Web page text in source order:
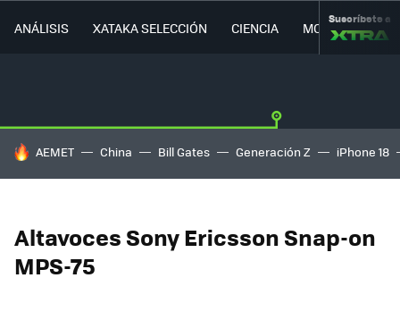
ANÁLISIS XATAKA SELECCIÓN CIENCIA MOVILIDAD
Suscríbete a
HOY SE HABLA DE
AEMET China Bill Gates Generación Z iPhone 18
Altavoces Sony Ericsson Snap-on
MPS-75